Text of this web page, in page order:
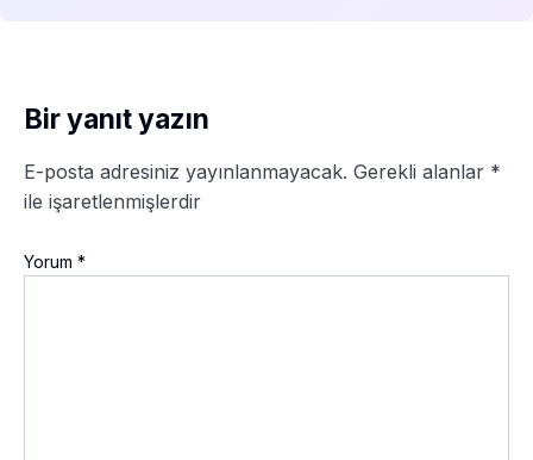
Bir yanıt yazın
E-posta adresiniz yayınlanmayacak. Gerekli alanlar *
ile işaretlenmişlerdir
Yorum *